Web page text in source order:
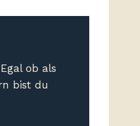
ob als
bist du